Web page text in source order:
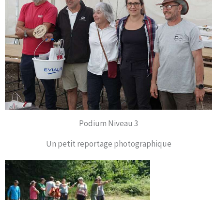
Podium Niveau 3
Un petit reportage photographique